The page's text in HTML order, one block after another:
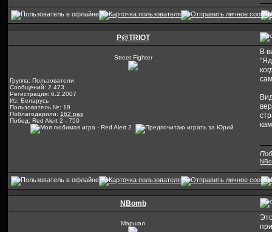
P@TRIOT
Street Fighter
Группа: Пользователи
Сообщений: 2 473
Регистрация: 6.2.2007
Из: Беларусь
Пользователь №: 19
Поблагодарили: 162 раз
Побед: Red Alert 2 - 750
В
NBomb
Маршал